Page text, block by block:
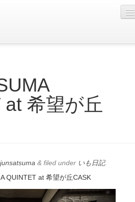
希望が丘
junsatsuma & filed under いも日記.
QUINTET at 希望が丘CASK